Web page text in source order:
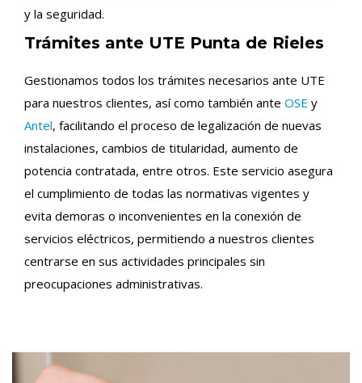
y la seguridad.
Trámites ante UTE Punta de Rieles
Gestionamos todos los trámites necesarios ante UTE
para nuestros clientes, así como también ante OSE y
Antel, facilitando el proceso de legalización de nuevas
instalaciones, cambios de titularidad, aumento de
potencia contratada, entre otros. Este servicio asegura
el cumplimiento de todas las normativas vigentes y
evita demoras o inconvenientes en la conexión de
servicios eléctricos, permitiendo a nuestros clientes
centrarse en sus actividades principales sin
preocupaciones administrativas.